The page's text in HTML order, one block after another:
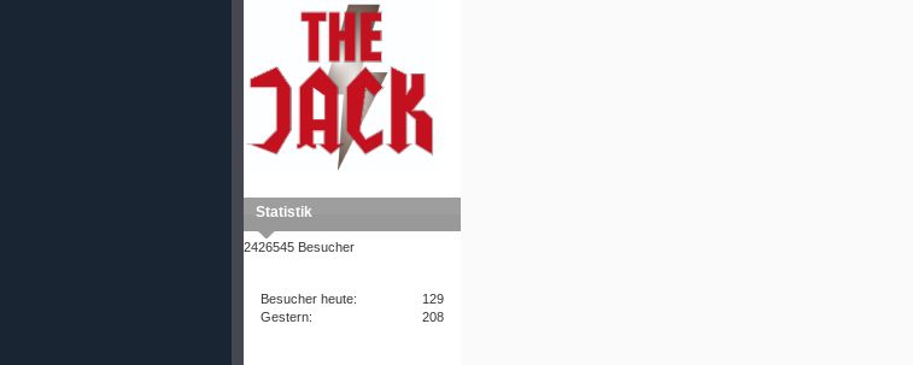
Statistik
2426545 Besucher
Besucher heute:
129
Gestern:
208